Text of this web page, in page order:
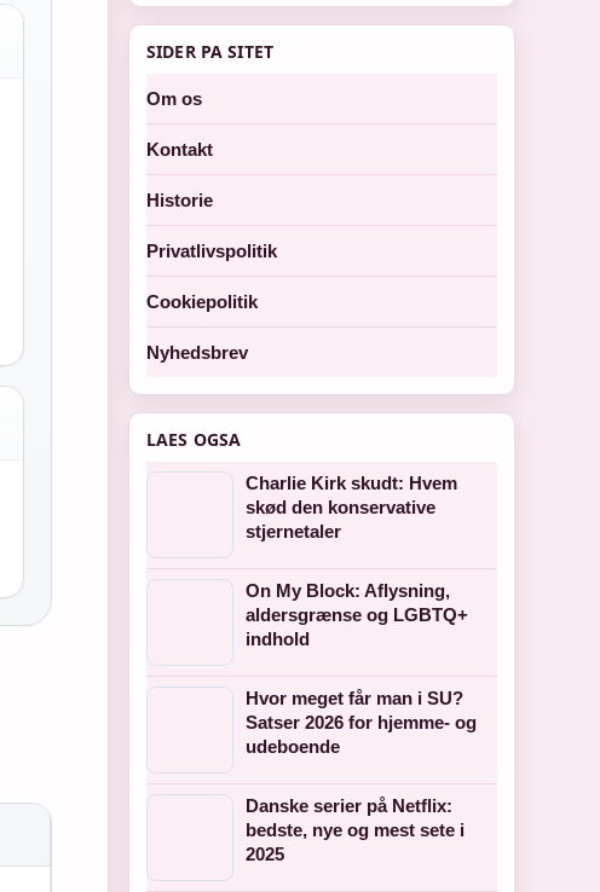
SIDER PA SITET
Om os
Kontakt
Historie
Privatlivspolitik
Cookiepolitik
Nyhedsbrev
LAES OGSA
Charlie Kirk skudt: Hvem
skød den konservative
stjernetaler
On My Block: Aflysning,
aldersgrænse og LGBTQ+
indhold
Hvor meget får man i SU?
Satser 2026 for hjemme- og
udeboende
Danske serier på Netflix:
bedste, nye og mest sete i
2025